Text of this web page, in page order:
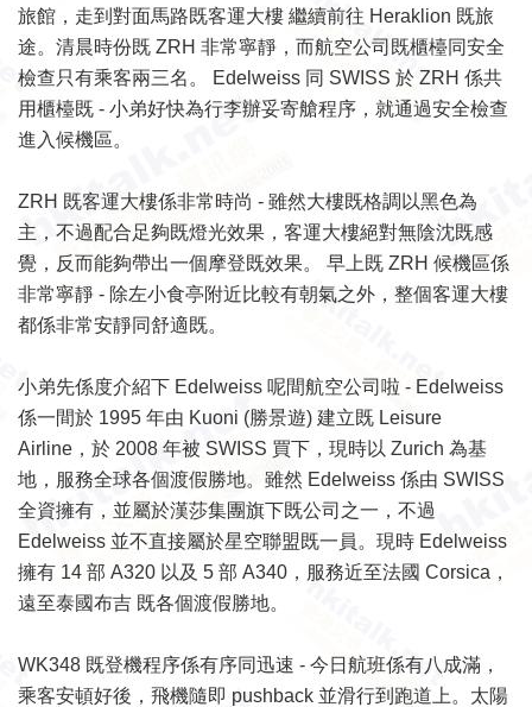
旅館，走到對面馬路既客運大樓 繼續前往 Heraklion 既旅
途。清晨時份既 ZRH 非常寧靜，而航空公司既櫃檯同安全
檢查只有乘客兩三名。 Edelweiss 同 SWISS 於 ZRH 係共
用櫃檯既 - 小弟好快為行李辦妥寄艙程序，就通過安全檢查
進入候機區。
ZRH 既客運大樓係非常時尚 - 雖然大樓既格調以黑色為
主，不過配合足夠既燈光效果，客運大樓絕對無陰沈既感
覺，反而能夠帶出一個摩登既效果。 早上既 ZRH 候機區係
非常寧靜 - 除左小食亭附近比較有朝氣之外，整個客運大樓
都係非常安靜同舒適既。
小弟先係度介紹下 Edelweiss 呢間航空公司啦 - Edelweiss
係一間於 1995 年由 Kuoni (勝景遊) 建立既 Leisure
Airline，於 2008 年被 SWISS 買下，現時以 Zurich 為基
地，服務全球各個渡假勝地。雖然 Edelweiss 係由 SWISS
全資擁有，並屬於漢莎集團旗下既公司之一，不過
Edelweiss 並不直接屬於星空聯盟既一員。現時 Edelweiss
擁有 14 部 A320 以及 5 部 A340，服務近至法國 Corsica，
遠至泰國布吉 既各個渡假勝地。
WK348 既登機程序係有序同迅速 - 今日航班係有八成滿，
乘客安頓好後，飛機隨即 pushback 並滑行到跑道上。太陽